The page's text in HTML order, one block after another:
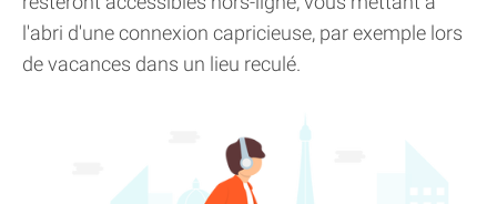
l'abri d'une connexion capricieuse, par exemple lors
de vacances dans un lieu reculé.